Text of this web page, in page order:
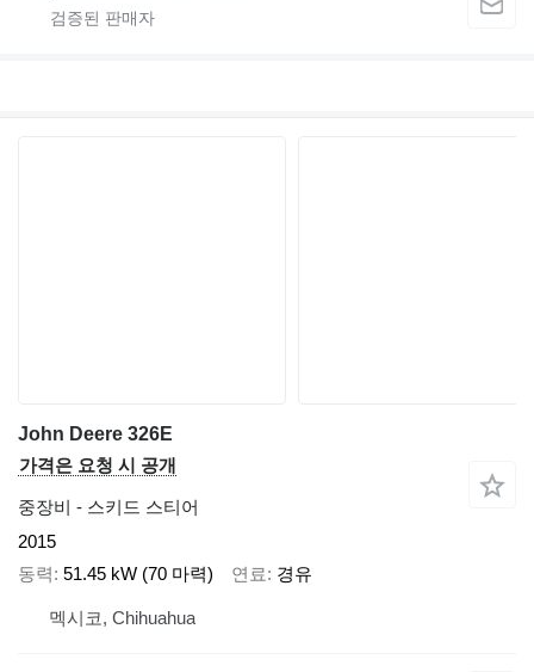
John Deere 326E
가격은 요청 시 공개
중장비 - 스키드 스티어
2015
동력 51.45 kW (70 마력) 연료 경유
멕시코, Chihuahua